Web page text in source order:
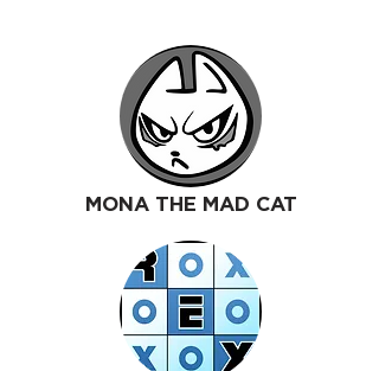
MONA THE MAD CAT